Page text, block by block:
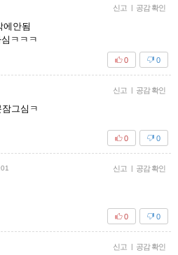
신고 | 공감 확인
에안됨
ㅋㅋㅋ
0
0
신고 | 공감 확인
그심ㅋ
0
0
신고 | 공감 확인
0
0
신고 | 공감 확인